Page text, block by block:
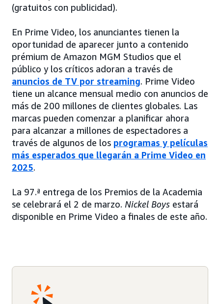
(gratuitos con publicidad).
En Prime Video, los anunciantes tienen la
oportunidad de aparecer junto a contenido
prémium de Amazon MGM Studios que el
público y los críticos adoran a través de
anuncios de TV por streaming. Prime Video
tiene un alcance mensual medio con anuncios de
más de 200 millones de clientes globales. Las
marcas pueden comenzar a planificar ahora
para alcanzar a millones de espectadores a
través de algunos de los programas y películas
más esperados que llegarán a Prime Video en
2025.
La 97.ª entrega de los Premios de la Academia
se celebrará el 2 de marzo. Nickel Boys estará
disponible en Prime Video a finales de este año.